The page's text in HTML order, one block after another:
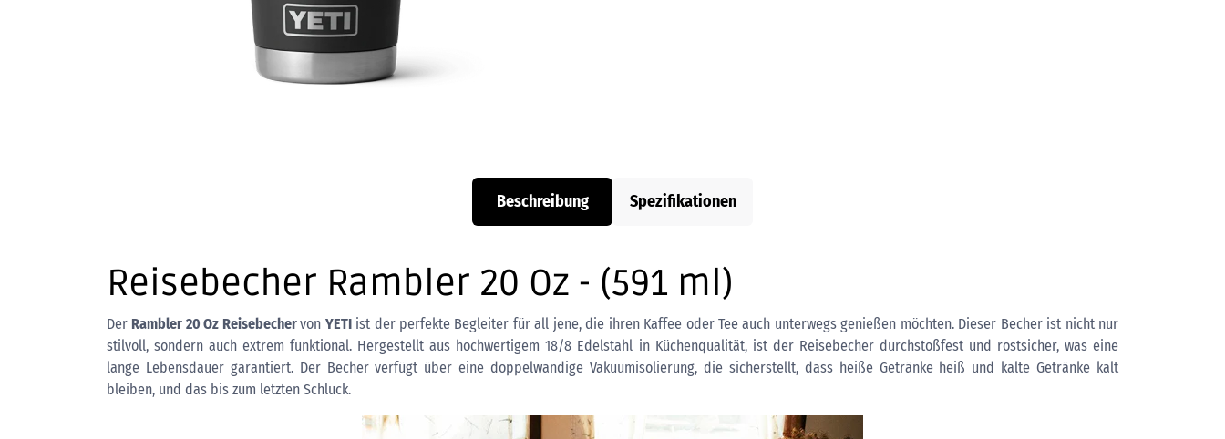
Beschreibung Spezifikationen
Reisebecher Rambler 20 Oz - (591 ml)
Der Rambler 20 Oz Reisebechervon YETIist der perfekte Begleiter für all jene, die ihren Kaffee oder Tee auch unterwegs genießen möchten. Dieser Becher ist nicht nur
stilvoll, sondern auch extrem funktional. Hergestellt aus hochwertigem 18/8 Edelstahl in Küchenqualität, ist der Reisebecher durchstoßfest und rostsicher, was eine
lange Lebensdauer garantiert. Der Becher verfügt über eine doppelwandige Vakuumisolierung, die sicherstellt, dass heiße Getränke heiß und kalte Getränke kalt
bleiben, und das bis zum letzten Schluck.